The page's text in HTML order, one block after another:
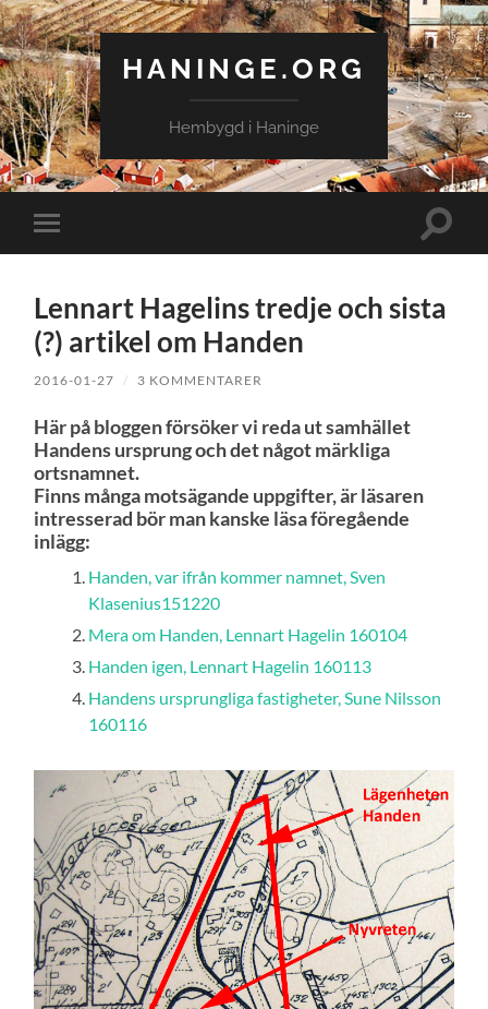
HANINGE.ORG
Hembygd i Haninge
Slå
på/av
Slå
Lennart Hagelins tredje och sista
(?) artikel om Handen
2016-01-27 / 3 KOMMENTARER
Här på bloggen försöker vi reda ut samhället
Handens ursprung och det något märkliga
ortsnamnet.
Finns många motsägande uppgifter, är läsaren
intresserad bör man kanske läsa föregående
inlägg:
Handen, var ifrån kommer namnet, Sven
Klasenius151220
Mera om Handen, Lennart Hagelin 160104
Handen igen, Lennart Hagelin 160113
Handens ursprungliga fastigheter, Sune Nilsson
160116